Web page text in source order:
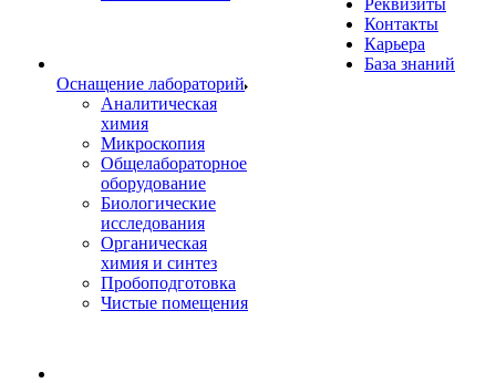
Оснащение лабораторий
Аналитическая
химия
Микроскопия
Общелабораторное
оборудование
Биологические
исследования
Органическая
химия и синтез
Пробоподготовка
Чистые помещения
Реквизиты
Контакты
Карьера
База знаний